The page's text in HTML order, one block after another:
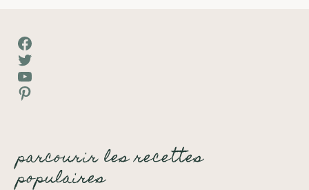
Facebook
Twitter
YouTube
Pinterest
parcourir les recettes
populaires